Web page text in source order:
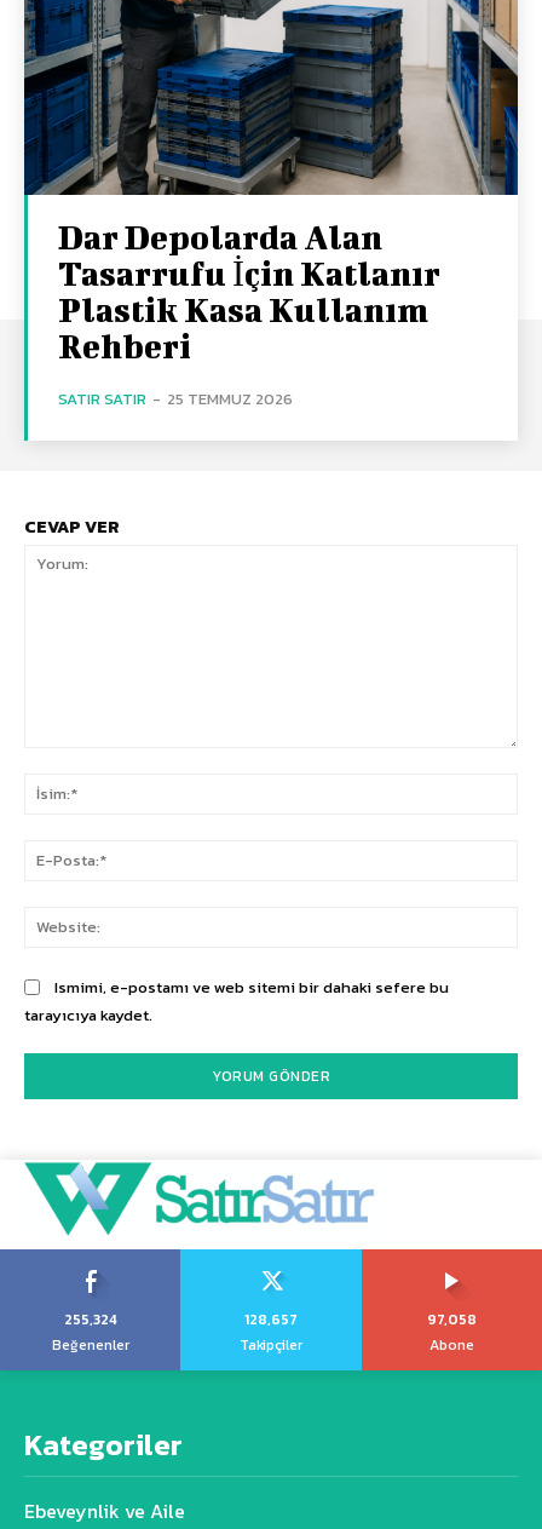
Dar Depolarda Alan
Tasarrufu İçin Katlanır
Plastik Kasa Kullanım
Rehberi
SATIR SATIR - 25 TEMMUZ 2026
CEVAP VER
Ismimi, e-postamı ve web sitemi bir dahaki sefere bu
tarayıcıya kaydet.
255,324
Beğenenler
128,657
Takipçiler
97,058
Abone
Kategoriler
Ebeveynlik ve Aile